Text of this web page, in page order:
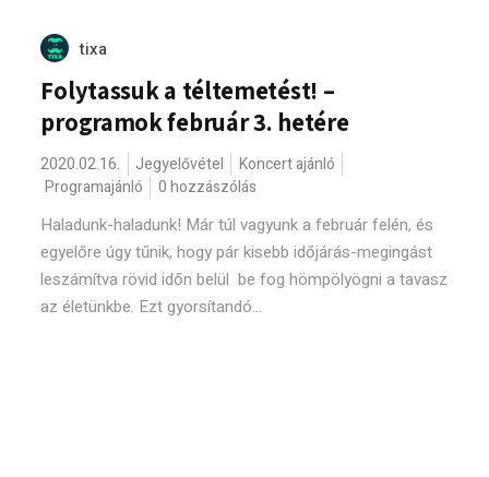
tixa
Folytassuk a téltemetést! –
programok február 3. hetére
2020.02.16. Jegyelővétel
Koncert ajánló
Programajánló
0 hozzászólás
Haladunk-haladunk! Már túl vagyunk a február felén, és
egyelőre úgy tűnik, hogy pár kisebb időjárás-megingást
leszámítva rövid időn belül be fog hömpölyögni a tavasz
az életünkbe. Ezt gyorsítandó...